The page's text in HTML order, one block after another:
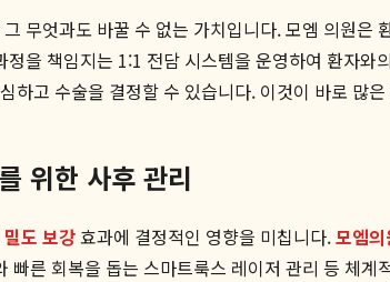
무엇과도 바꿀 수 없는 가치입니다. 모엠 의원
을 책임지는 1:1 전담 시스템을 운영하여 환자
하고 수술을 결정할 수 있습니다. 이것이 바로 많은
위한 사후 관리
밀도 보강효과에 결정적인 영향을 미칩니다.모엠의
빠른 회복을 돕는 스마트룩스 레이저 관리 등 체